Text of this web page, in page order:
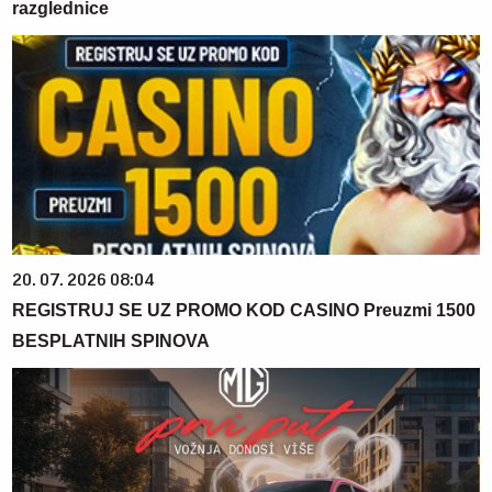
razglednice
20. 07. 2026 08:04
REGISTRUJ SE UZ PROMO KOD CASINO Preuzmi 1500
BESPLATNIH SPINOVA